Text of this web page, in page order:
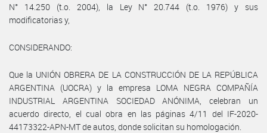
N° 14.250 (t.o. 2004), la Ley N° 20.744 (t.o. 1976) y sus
modificatorias y,
CONSIDERANDO:
Que la UNIÓN OBRERA DE LA CONSTRUCCIÓN DE LA REPÚBLICA
ARGENTINA (UOCRA) y la empresa LOMA NEGRA COMPAÑÍA
INDUSTRIAL ARGENTINA SOCIEDAD ANÓNIMA, celebran un
acuerdo directo, el cual obra en las páginas 4/11 del IF-2020-
44173322-APN-MT de autos, donde solicitan su homologación.